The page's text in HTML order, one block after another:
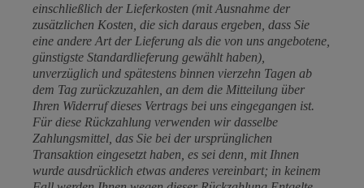
einschließlich der Lieferkosten (mit Ausnahme der
zusätzlichen Kosten, die sich daraus ergeben, dass Sie
eine andere Art der Lieferung als die von uns angebotene,
günstigste Standardlieferung gewählt haben),
unverzüglich und spätestens binnen vierzehn Tagen ab
dem Tag zurückzuzahlen, an dem die Mitteilung über
Ihren Widerruf dieses Vertrags bei uns eingegangen ist.
Für diese Rückzahlung verwenden wir dasselbe
Zahlungsmittel, das Sie bei der ursprünglichen
Transaktion eingesetzt haben, es sei denn, mit Ihnen
wurde ausdrücklich etwas anderes vereinbart; in keinem